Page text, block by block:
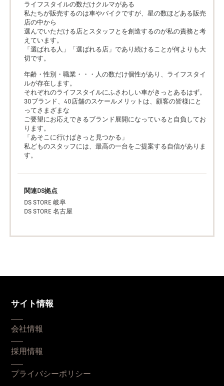
ライフスタイルの数だけクルマがある
私たちが販売するのは車やバイクですが、星の数ほどある販売
店の中から
選んでいただける店とスタッフとを創造するのが私の責務と考
えています。
「選ばれる人」「選ばれる店」であり続けることが何よりも大
切です。
年齢・性別・職業・・・人の数だけ個性があり、ライフスタイ
ルが存在します。
それぞれのライフスタイルにふさわしい車がきっとあるはず。
30ブランド、40店舗のスケールメリットは、顧客の皆様にと
ってさまざまな
ご要望にお応えできるブランド展開になっていると自負してお
ります。
「あそこに行けばきっと見つかる」
私どものスタッフには、最高の一台をご提案する自信がありま
す。
関連DS拠点
DS STORE 岐阜
DS STORE 名古屋
サイト情報
会社情報
採用情報
プライバシーポリシー